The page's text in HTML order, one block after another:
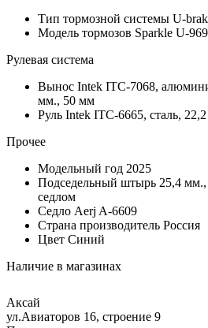
Тип тормозной системы U-
Модель тормозов Sparkle U-
Рулевая система
Вынос Intek ITC-7068,
мм., 50 мм
Руль Intek ITC-6665, сталь,
Прочее
Модельный год 2025
Подседельный штырь 25,4
седлом
Седло Aerj A-6609
Страна производитель Россия
Цвет Синий
Наличие в магазинах
Аксай
ул.Авиаторов 16, строение 9